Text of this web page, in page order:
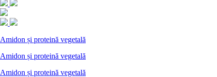
Amidon și proteină vegetală
Amidon și proteină vegetală
Amidon și proteină vegetală